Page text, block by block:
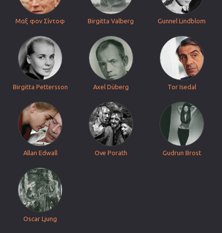
Μαξ φον Σίντοφ Birgitta Valberg Gunnel Lindblom
Birgitta Pettersson Axel Düberg Tor Isedal
Allan Edwall Ove Porath Gudrun Brost
Oscar Ljung